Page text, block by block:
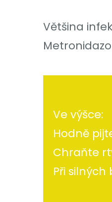
Většina
Ve výšce:
Hodně
Chraňte
Při